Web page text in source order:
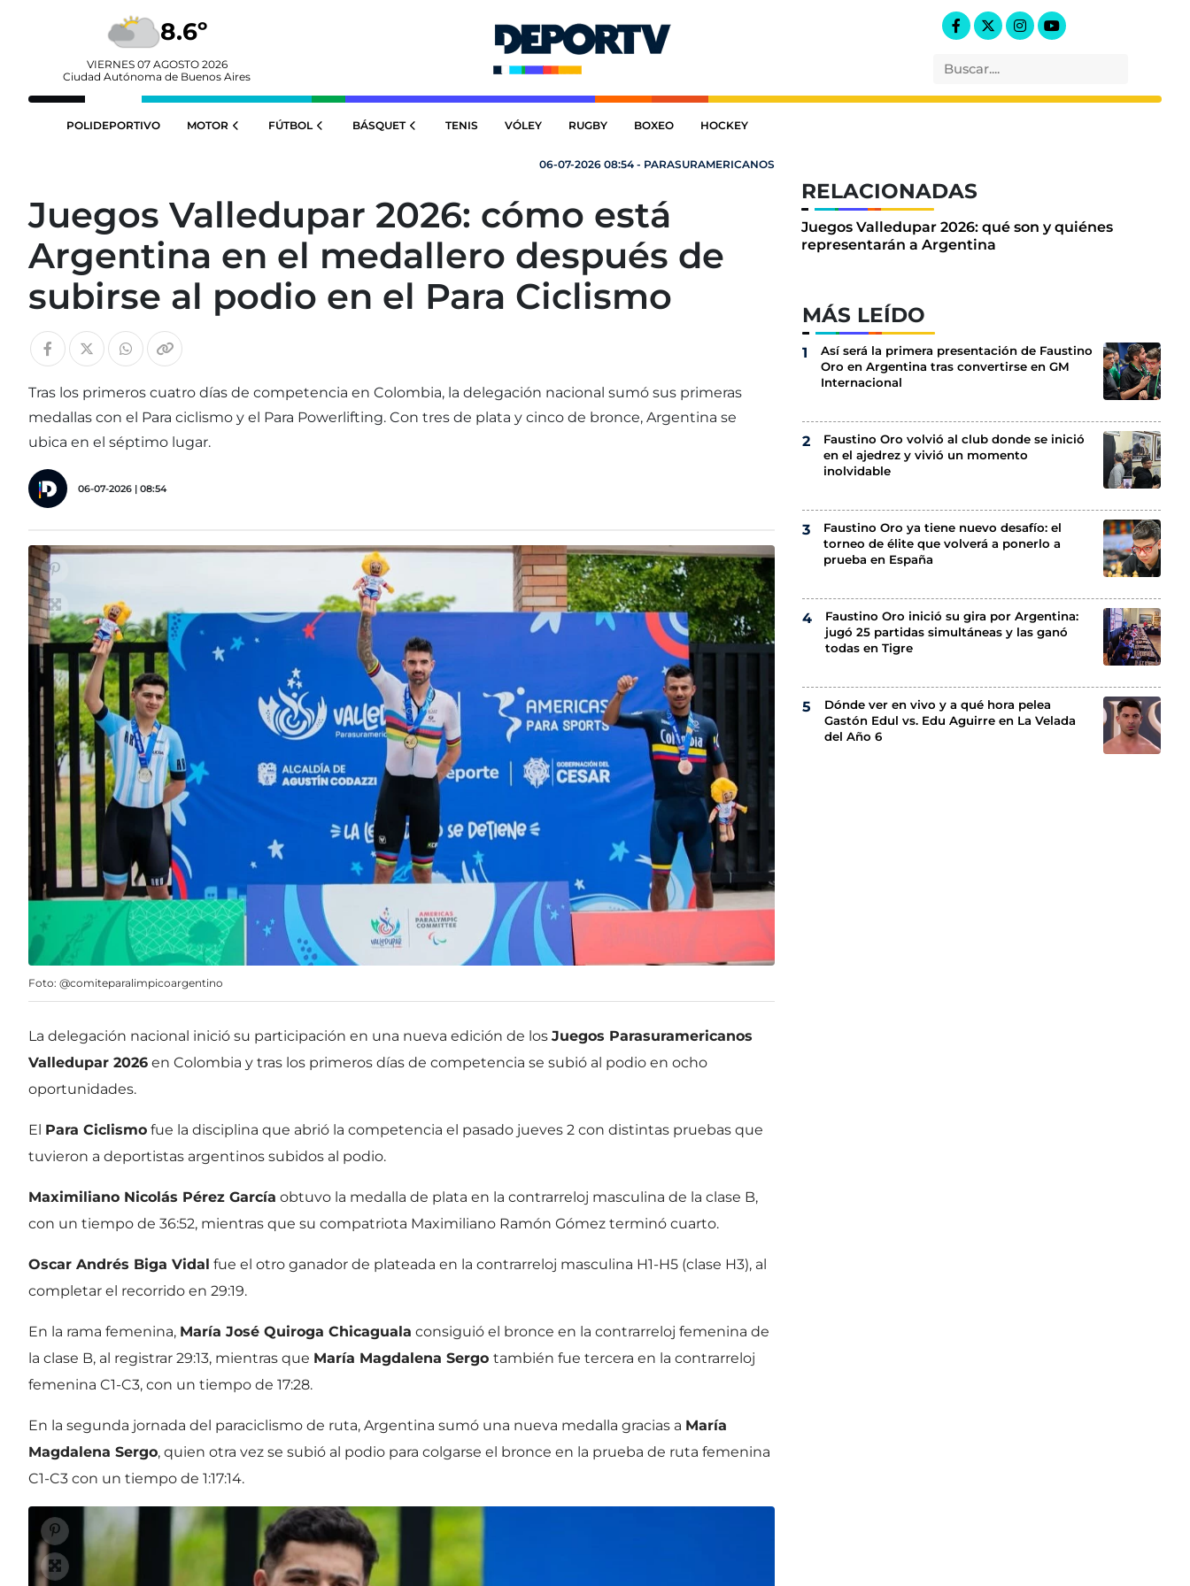
8.6º
VIERNES 07 AGOSTO 2026
Ciudad Autónoma de Buenos Aires
POLIDEPORTIVO MOTOR FÚTBOL BÁSQUET TENIS VÓLEY RUGBY BOXEO HOCKEY
06-07-2026 08:54 - PARASURAMERICANOS
Juegos Valledupar 2026: cómo está
Argentina en el medallero después de
subirse al podio en el Para Ciclismo
Tras los primeros cuatro días de competencia en Colombia, la delegación nacional sumó sus primeras
medallas con el Para ciclismo y el Para Powerlifting. Con tres de plata y cinco de bronce, Argentina se
ubica en el séptimo lugar.
06-07-2026 | 08:54
Foto: @comiteparalimpicoargentino
La delegación nacional inició su participación en una nueva edición de los Juegos Parasuramericanos
Valledupar 2026 en Colombia y tras los primeros días de competencia se subió al podio en ocho
oportunidades.
El Para Ciclismo fue la disciplina que abrió la competencia el pasado jueves 2 con distintas pruebas que
tuvieron a deportistas argentinos subidos al podio.
Maximiliano Nicolás Pérez García obtuvo la medalla de plata en la contrarreloj masculina de la clase B,
con un tiempo de 36:52, mientras que su compatriota Maximiliano Ramón Gómez terminó cuarto.
Oscar Andrés Biga Vidal fue el otro ganador de plateada en la contrarreloj masculina H1-H5 (clase H3), al
completar el recorrido en 29:19.
En la rama femenina, María José Quiroga Chicaguala consiguió el bronce en la contrarreloj femenina de
la clase B, al registrar 29:13, mientras que María Magdalena Sergo también fue tercera en la contrarreloj
femenina C1-C3, con un tiempo de 17:28.
En la segunda jornada del paraciclismo de ruta, Argentina sumó una nueva medalla gracias a María
Magdalena Sergo, quien otra vez se subió al podio para colgarse el bronce en la prueba de ruta femenina
C1-C3 con un tiempo de 1:17:14.
RELACIONADAS
Juegos Valledupar 2026: qué son y quiénes
representarán a Argentina
MÁS LEÍDO
Así será la primera presentación de Faustino
Oro en Argentina tras convertirse en GM
Internacional
Faustino Oro volvió al club donde se inició
en el ajedrez y vivió un momento
inolvidable
Faustino Oro ya tiene nuevo desafío: el
torneo de élite que volverá a ponerlo a
prueba en España
Faustino Oro inició su gira por Argentina:
jugó 25 partidas simultáneas y las ganó
todas en Tigre
Dónde ver en vivo y a qué hora pelea
Gastón Edul vs. Edu Aguirre en La Velada
del Año 6